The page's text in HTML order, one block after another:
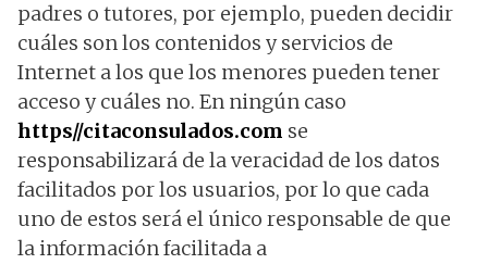
padres o tutores, por ejemplo, pueden decidir
cuáles son los contenidos y servicios de
Internet a los que los menores pueden tener
acceso y cuáles no. En ningún caso
https//citaconsulados.com se
responsabilizará de la veracidad de los datos
facilitados por los usuarios, por lo que cada
uno de estos será el único responsable de que
la información facilitada a